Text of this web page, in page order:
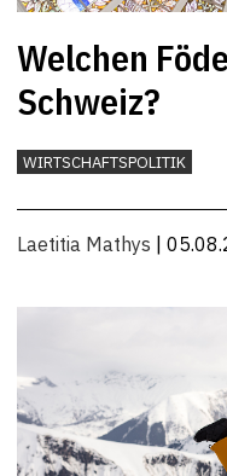
Welchen
Schweiz?
WIRTSCHAFTSPOLITIK
Laetitia Mathys |